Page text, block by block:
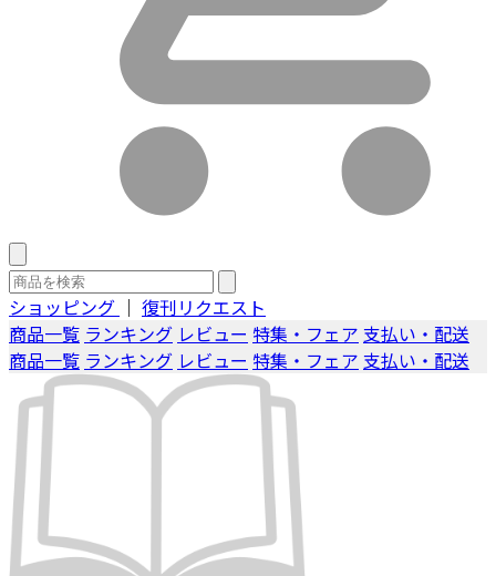
ショッピング ｜ 復刊リクエスト
商品一覧 ランキング レビュー 特集・フェア 支払い・配送
商品一覧 ランキング レビュー 特集・フェア 支払い・配送